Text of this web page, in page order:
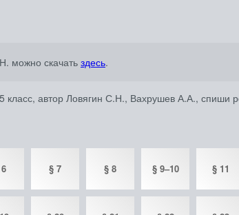
можно скачать здесь.
автор Ловягин С.Н., Вахрушев А.А., спиши
§ 7 § 8 § 9–10 § 11